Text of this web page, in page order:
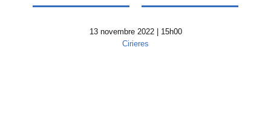
13 novembre 2022 | 15h00
Cirieres